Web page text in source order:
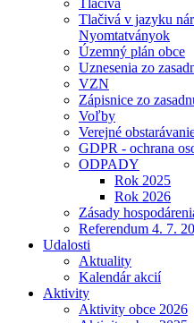
Tlačivá
Tlačivá v jazyku
Nyomtatványok
Územný plán obce
Uznesenia zo
VZN
Zápisnice zo
Voľby
Verejné
GDPR - ochrana
ODPADY
Rok 2025
Rok 2026
Zásady
Referendum 4. 7.
Udalosti
Aktuality
Kalendár akcií
Aktivity
Aktivity obce 2026